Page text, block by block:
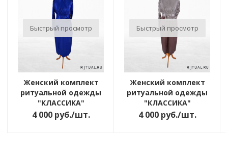
Быстрый просмотр
Женский комплект
ритуальной одежды
"КЛАССИКА"
4 000руб./шт.
Быстрый просмотр
Женский комплект
ритуальной одежды
"КЛАССИКА"
4 000руб./шт.